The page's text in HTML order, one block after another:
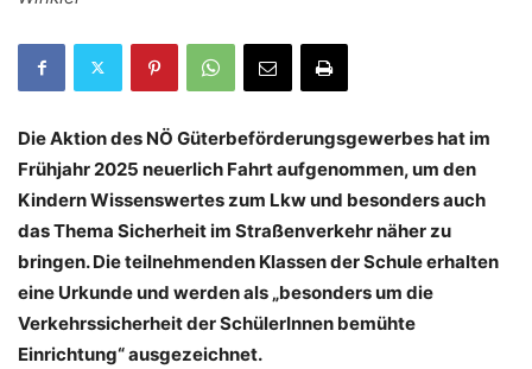
Die Aktion des NÖ Güterbeförderungsgewerbes hat im
Frühjahr 2025 neuerlich Fahrt aufgenommen, um den
Kindern Wissenswertes zum Lkw und besonders auch
das Thema Sicherheit im Straßenverkehr näher zu
bringen. Die teilnehmenden Klassen der Schule erhalten
eine Urkunde und werden als „besonders um die
Verkehrssicherheit der SchülerInnen bemühte
Einrichtung“ ausgezeichnet.